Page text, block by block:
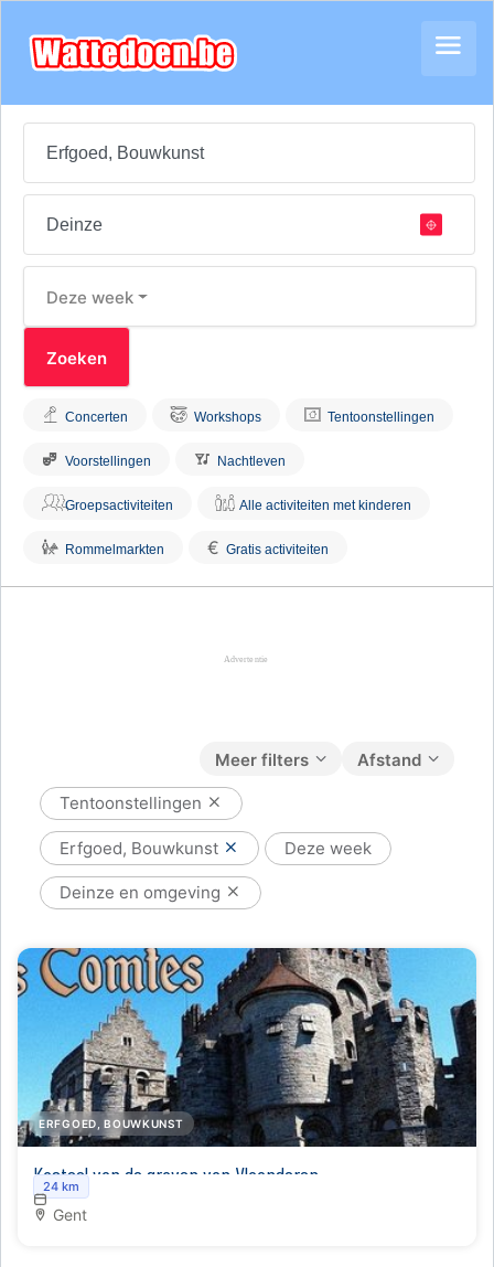
Deze week
Concerten Workshops Tentoonstellingen
Voorstellingen Nachtleven
Groepsactiviteiten Alle activiteiten met kinderen
Rommelmarkten € Gratis activiteiten
Afstand
Meer filters
Tentoonstellingen
Erfgoed, Bouwkunst Deze week
Deinze en omgeving
ERFGOED, BOUWKUNST
Kasteel van de graven van Vlaanderen
24 km
Gent